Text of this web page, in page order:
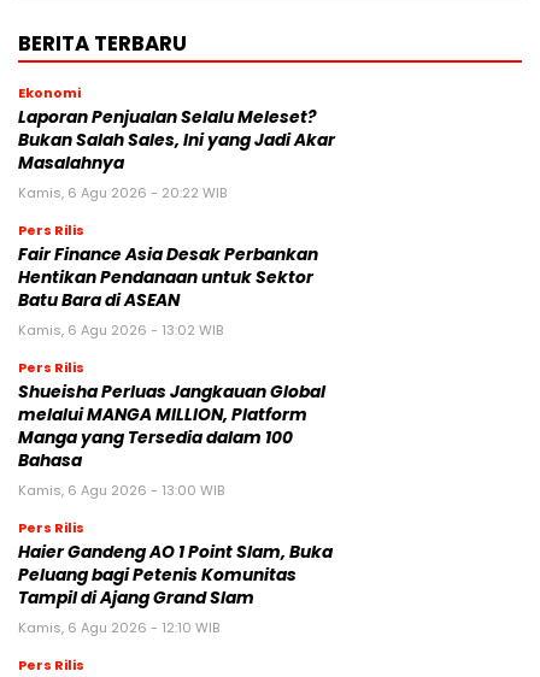
BERITA TERBARU
Ekonomi
Laporan Penjualan Selalu Meleset?
Bukan Salah Sales, Ini yang Jadi Akar
Masalahnya
Kamis, 6 Agu 2026 - 20:22 WIB
Pers Rilis
Fair Finance Asia Desak Perbankan
Hentikan Pendanaan untuk Sektor
Batu Bara di ASEAN
Kamis, 6 Agu 2026 - 13:02 WIB
Pers Rilis
Shueisha Perluas Jangkauan Global
melalui MANGA MILLION, Platform
Manga yang Tersedia dalam 100
Bahasa
Kamis, 6 Agu 2026 - 13:00 WIB
Pers Rilis
Haier Gandeng AO 1 Point Slam, Buka
Peluang bagi Petenis Komunitas
Tampil di Ajang Grand Slam
Kamis, 6 Agu 2026 - 12:10 WIB
Pers Rilis